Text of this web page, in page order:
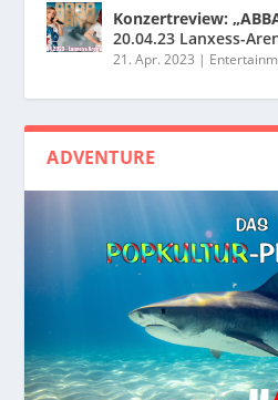
Konzertreview:
20.04.23 Lanxess-
21. Apr. 2023 |
ADVENTURE